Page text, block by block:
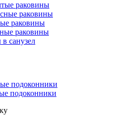
раковины
раковины
раковины
раковины
санузел
подоконники
подоконники